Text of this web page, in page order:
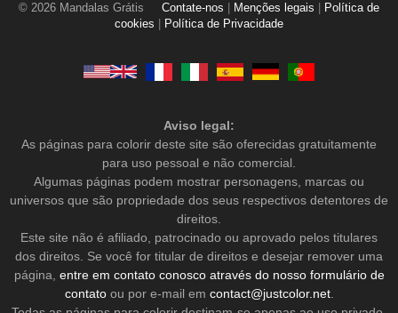
© 2026 Mandalas Grátis Contate-nos Menções legais
Política de
cookies
Política de Privacidade
Aviso legal:
As páginas para colorir deste site são oferecidas gratuitamente
para uso pessoal e não comercial.
Algumas páginas podem mostrar personagens, marcas ou
universos que são propriedade dos seus respectivos detentores de
direitos.
Este site não é afiliado, patrocinado ou aprovado pelos titulares
dos direitos. Se você for titular de direitos e desejar remover uma
página, entre em contato conosco através do nosso formulário de
contatoou por e-mail em contact@justcolor.net.